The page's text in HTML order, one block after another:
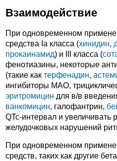
Взаимодействие
При одновременном
средства Iа класса (хинидин,
прокаинамид) и III класса (
фенотиазины, некоторые
(такие как терфенадин,
ингибиторы МАО,
эритромицин для в/в
ванкомицин, галофантрин,
QTc-интервал и увеличивать
желудочковых нарушений
При одновременном
средств, таких как другие